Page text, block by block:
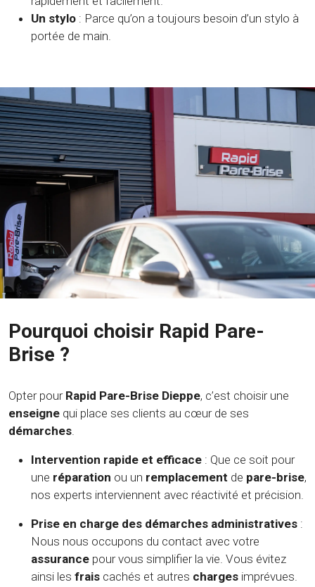
Un stylo : Parce qu’on a toujours besoin d’un stylo à
portée de main.
Pourquoi choisir Rapid Pare-
Brise ?
Opter pour Rapid Pare-Brise Dieppe, c’est choisir une
enseigne qui place ses clients au cœur de ses
démarches.
Intervention rapide et efficace : Que ce soit pour
une réparation ou un remplacement de pare-brise,
nos experts interviennent avec réactivité et précision.
Prise en charge des démarches administratives :
Nous nous occupons du contact avec votre
assurance pour vous simplifier la vie. Vous évitez
ainsi les frais cachés et autres charges imprévues.